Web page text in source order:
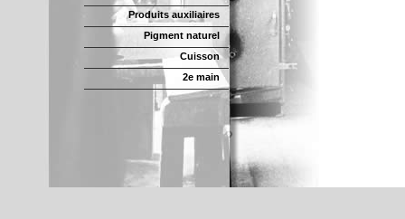
Produits auxiliaires
Pigment naturel
Cuisson
2e main